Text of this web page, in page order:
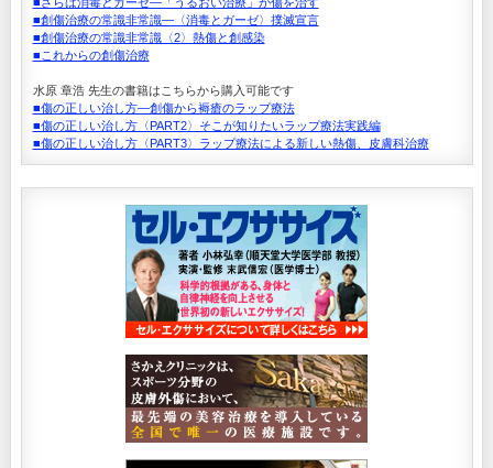
■創傷治療の常識非常識―〈消毒とガーゼ〉撲滅宣言
■創傷治療の常識非常識〈2〉熱傷と創感染
■これからの創傷治療
水原 章浩 先生の書籍はこちらから購入可能です
■傷の正しい治し方―創傷から褥瘡のラップ療法
■傷の正しい治し方〈PART2〉そこが知りたいラップ療法実践編
■傷の正しい治し方〈PART3〉ラップ療法による新しい熱傷、皮膚科治療